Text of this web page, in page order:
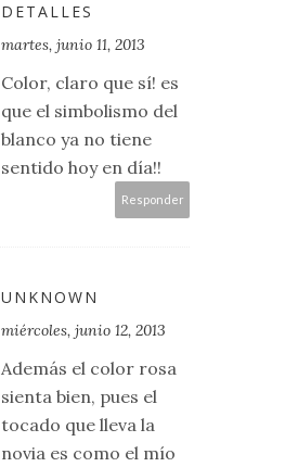
DETALLES
martes, junio 11, 2013
Color, claro que sí! es
que el simbolismo del
blanco ya no tiene
sentido hoy en día!!
Responder
UNKNOWN
miércoles, junio 12, 2013
Además el color rosa
sienta bien, pues el
tocado que lleva la
novia es como el mío